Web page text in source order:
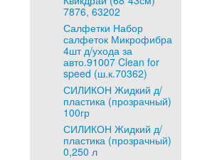
7876, 63202
Салфетки Набор
салфеток Микрофибра
4шт д/ухода за
авто.91007 Clean for
speed (ш.к.70362)
СИЛИКОН Жидкий д/
пластика (прозрачный)
100гр
СИЛИКОН Жидкий д/
пластика (прозрачный)
0,250 л